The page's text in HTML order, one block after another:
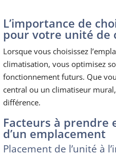
L’importance de
pour votre unité de
Lorsque vous choisissez
climatisation, vous optimisez
fonctionnement futurs. Que
central ou un climatiseur
différence.
Facteurs à prendre
d’un emplacement
Placement de l’unité à